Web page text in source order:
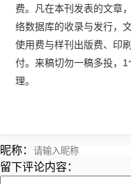
费。凡在本刊发表的文章
络数据库的收录与发行，
使用费与样刊出版费、印
付。来稿切勿一稿多投，
理。
昵称：
留下评论内容：